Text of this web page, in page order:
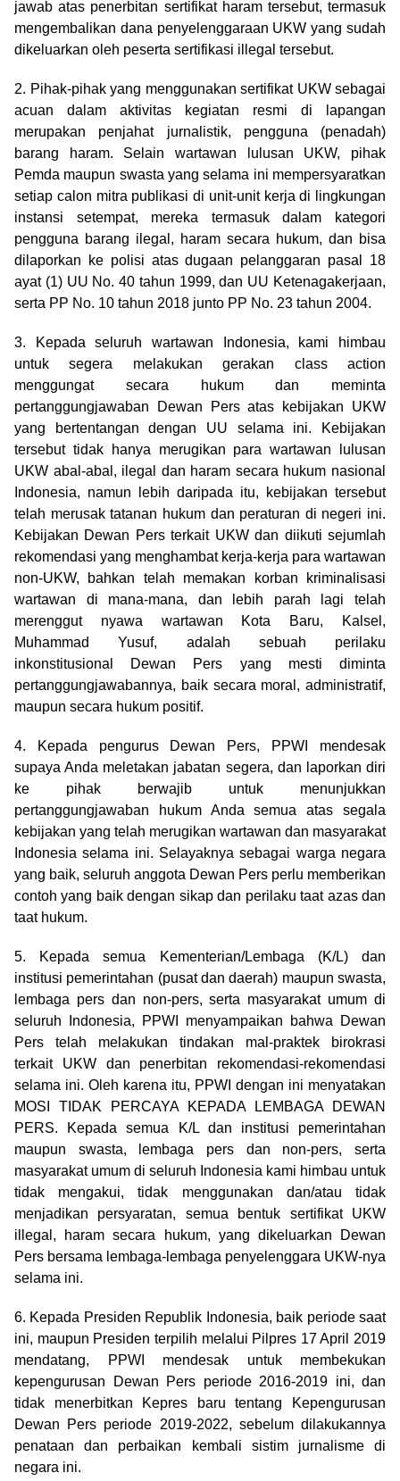
jawab atas penerbitan sertifikat haram tersebut, termasuk
mengembalikan dana penyelenggaraan UKW yang sudah
dikeluarkan oleh peserta sertifikasi illegal tersebut.
2. Pihak-pihak yang menggunakan sertifikat UKW sebagai
acuan dalam aktivitas kegiatan resmi di lapangan
merupakan penjahat jurnalistik, pengguna (penadah)
barang haram. Selain wartawan lulusan UKW, pihak
Pemda maupun swasta yang selama ini mempersyaratkan
setiap calon mitra publikasi di unit-unit kerja di lingkungan
instansi setempat, mereka termasuk dalam kategori
pengguna barang ilegal, haram secara hukum, dan bisa
dilaporkan ke polisi atas dugaan pelanggaran pasal 18
ayat (1) UU No. 40 tahun 1999, dan UU Ketenagakerjaan,
serta PP No. 10 tahun 2018 junto PP No. 23 tahun 2004.
3. Kepada seluruh wartawan Indonesia, kami himbau
untuk segera melakukan gerakan class action
menggungat secara hukum dan meminta
pertanggungjawaban Dewan Pers atas kebijakan UKW
yang bertentangan dengan UU selama ini. Kebijakan
tersebut tidak hanya merugikan para wartawan lulusan
UKW abal-abal, ilegal dan haram secara hukum nasional
Indonesia, namun lebih daripada itu, kebijakan tersebut
telah merusak tatanan hukum dan peraturan di negeri ini.
Kebijakan Dewan Pers terkait UKW dan diikuti sejumlah
rekomendasi yang menghambat kerja-kerja para wartawan
non-UKW, bahkan telah memakan korban kriminalisasi
wartawan di mana-mana, dan lebih parah lagi telah
merenggut nyawa wartawan Kota Baru, Kalsel,
Muhammad Yusuf, adalah sebuah perilaku
inkonstitusional Dewan Pers yang mesti diminta
pertanggungjawabannya, baik secara moral, administratif,
maupun secara hukum positif.
4. Kepada pengurus Dewan Pers, PPWI mendesak
supaya Anda meletakan jabatan segera, dan laporkan diri
ke pihak berwajib untuk menunjukkan
pertanggungjawaban hukum Anda semua atas segala
kebijakan yang telah merugikan wartawan dan masyarakat
Indonesia selama ini. Selayaknya sebagai warga negara
yang baik, seluruh anggota Dewan Pers perlu memberikan
contoh yang baik dengan sikap dan perilaku taat azas dan
taat hukum.
5. Kepada semua Kementerian/Lembaga (K/L) dan
institusi pemerintahan (pusat dan daerah) maupun swasta,
lembaga pers dan non-pers, serta masyarakat umum di
seluruh Indonesia, PPWI menyampaikan bahwa Dewan
Pers telah melakukan tindakan mal-praktek birokrasi
terkait UKW dan penerbitan rekomendasi-rekomendasi
selama ini. Oleh karena itu, PPWI dengan ini menyatakan
MOSI TIDAK PERCAYA KEPADA LEMBAGA DEWAN
PERS. Kepada semua K/L dan institusi pemerintahan
maupun swasta, lembaga pers dan non-pers, serta
masyarakat umum di seluruh Indonesia kami himbau untuk
tidak mengakui, tidak menggunakan dan/atau tidak
menjadikan persyaratan, semua bentuk sertifikat UKW
illegal, haram secara hukum, yang dikeluarkan Dewan
Pers bersama lembaga-lembaga penyelenggara UKW-nya
selama ini.
6. Kepada Presiden Republik Indonesia, baik periode saat
ini, maupun Presiden terpilih melalui Pilpres 17 April 2019
mendatang, PPWI mendesak untuk membekukan
kepengurusan Dewan Pers periode 2016-2019 ini, dan
tidak menerbitkan Kepres baru tentang Kepengurusan
Dewan Pers periode 2019-2022, sebelum dilakukannya
penataan dan perbaikan kembali sistim jurnalisme di
negara ini.